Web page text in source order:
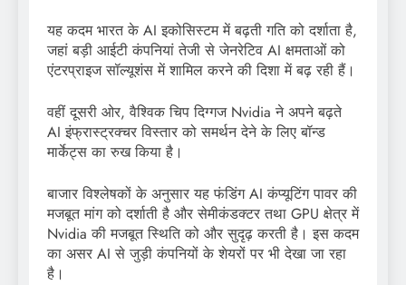
यह कदम भारत के AI इकोसिस्टम में बढ़ती गति को दर्शाता है,
जहां बड़ी आईटी कंपनियां तेजी से जेनरेटिव AI क्षमताओं को
एंटरप्राइज सॉल्यूशंस में शामिल करने की दिशा में बढ़ रही हैं।
वहीं दूसरी ओर, वैश्विक चिप दिग्गज Nvidia ने अपने बढ़ते
AI इंफ्रास्ट्रक्चर विस्तार को समर्थन देने के लिए बॉन्ड
मार्केट्स का रुख किया है।
बाजार विश्लेषकों के अनुसार यह फंडिंग AI कंप्यूटिंग पावर की
मजबूत मांग को दर्शाती है और सेमीकंडक्टर तथा GPU क्षेत्र में
Nvidia की मजबूत स्थिति को और सुदृढ़ करती है। इस कदम
का असर AI से जुड़ी कंपनियों के शेयरों पर भी देखा जा रहा
है।